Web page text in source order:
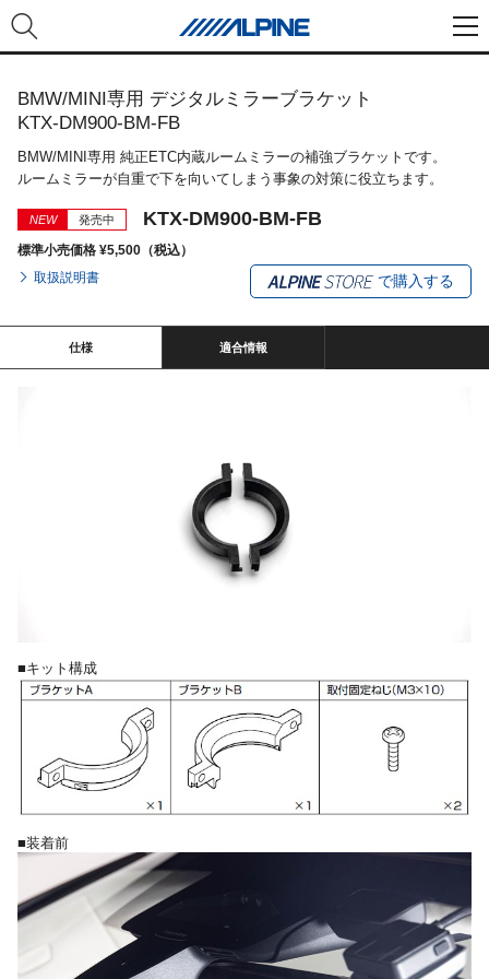
BMW/MINI専用 デジタルミラーブラケット
KTX-DM900-BM-FB
BMW/MINI専用 純正ETC内蔵ルームミラーの補強ブラケットです。
ルームミラーが自重で下を向いてしまう事象の対策に役立ちます。
NEW 発売中 KTX-DM900-BM-FB
標準小売価格 ¥5,500（税込）
取扱説明書
で購入する
仕様 適合情報
■キット構成
■装着前